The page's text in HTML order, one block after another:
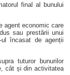
final al bunului
agent economic care
sau prestării unui
încasat de agenții
tuturor bunurilor
cât și din activitatea